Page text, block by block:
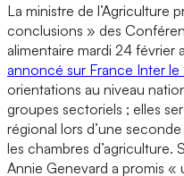
La ministre de l’Agriculture
conclusions » des
alimentaire mardi 24 février
annoncé sur France Inter
orientations au niveau
groupes sectoriels ; elles
régional lors d’une
les chambres d’agriculture.
Annie Genevard a promis «